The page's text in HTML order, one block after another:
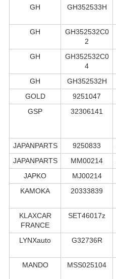
GH GH352533H
GH
GH352532C0
2
GH
GH352532C0
4
GH
GH352532H
GOLD
9251047
GSP
32306141
JAPANPARTS 9250833
JAPANPARTS
MM00214
JAPKO
MJ00214
KAMOKA
20333839
KLAXCAR
FRANCE
SET46017z
LYNXauto G32736R
MANDO
MSS025104